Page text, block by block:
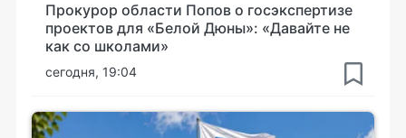
Прокурор области Попов о госэкспертизе
проектов для «Белой Дюны»: «Давайте не
как со школами»
сегодня, 19:04